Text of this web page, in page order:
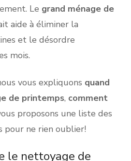
Le grand ménage de
aide à éliminer la
et le désordre
mois.
vous expliquons quand
de printemps, comment
proposons une liste des
pour ne rien oublier!
le nettoyage de